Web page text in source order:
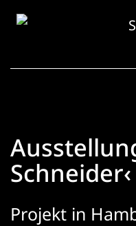
Zum
Schneider‹
Projekt in